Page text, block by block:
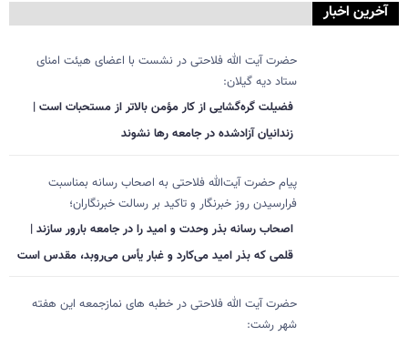
آخرین اخبار
حضرت آیت الله فلاحتی در نشست با اعضای هیئت امنای
ستاد دیه گیلان:
فضیلت گره‌گشایی از کار مؤمن بالاتر از مستحبات است |
زندانیان آزادشده در جامعه رها نشوند
پیام حضرت آیت‌الله فلاحتی به اصحاب رسانه بمناسبت
فرارسیدن روز خبرنگار و تاکید بر رسالت خبرنگاران؛
اصحاب رسانه بذر وحدت و امید را در جامعه بارور سازند |
قلمی که بذر امید می‌کارد و غبار یأس می‌روبد، مقدس است
حضرت آیت الله فلاحتی در خطبه های نمازجمعه این هفته
شهر رشت: